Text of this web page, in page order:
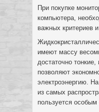
При покупке
компьютера,
важных критериев
имеют массу
достаточно
позволяют
электроэнергию.
из самых
пользуется особым